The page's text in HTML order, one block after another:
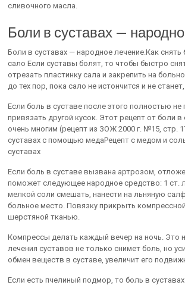
сливочного масла.
Боли в суставах —
Боли в суставах — народное лечение.Как снять
сало Если суставы болят, то чтобы быстро
отрезать пластинку сала и закрепить на
до тех пор, пока сало не истончится и не
Если боль в суставе после этого полностью
привязать другой кусок. Этот рецепт от боли в
очень многим (рецепт из ЗОЖ 2000 г. №15, стр.
суставах с помощью медаРецепт с медом и
суставах
Если боль в суставе вызвана артрозом,
поможет следующее народное средство: 1 ст.
мелкой соли смешать, нанести на льняную
больное место. Повязку прикрыть компрессной
шерстяной тканью.
Компрессы делать каждый вечер на ночь. Это
лечения суставов не только снимет боль, но
обмен веществ в суставе, увеличит его
Если есть пчелиный подмор, то боль в